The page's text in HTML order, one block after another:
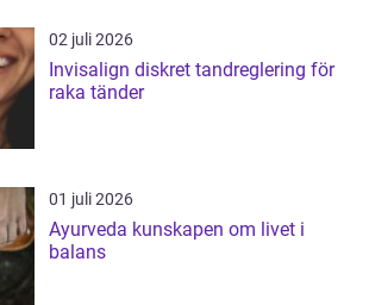
02 juli 2026
Invisalign diskret tandreglering för
raka tänder
01 juli 2026
Ayurveda kunskapen om livet i
balans